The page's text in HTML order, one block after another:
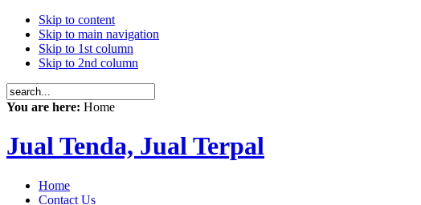
Skip to content
Skip to main navigation
Skip to 1st column
Skip to 2nd column
You are here: Home
Jual Tenda, Jual Terpal
Home
Contact Us